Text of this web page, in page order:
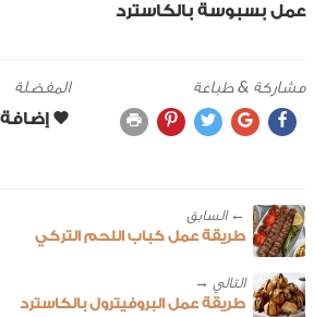
عمل بسبوسة بالكاسترد
مشاركة & طباعة المفضلة
← ‎السابق
طريقة عمل كباب اللحم التركي
طريقة عمل البروفيترول بالكاسترد